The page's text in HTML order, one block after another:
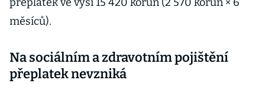
měsíců).
Na sociálním a zdravotním pojištění
přeplatek nevzniká